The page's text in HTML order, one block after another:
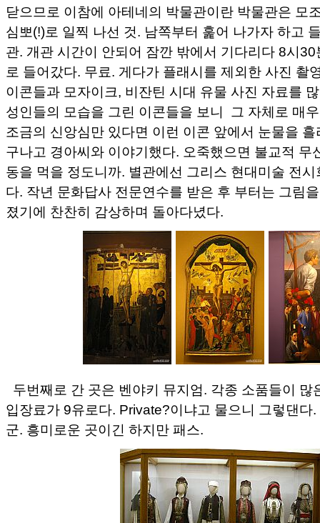
닫으므로 이참에 아테네의 박물관이란 박물관은 모
심뽀(!)로 일찍 나선 것. 남쪽부터 훑어 나가자 하고
관. 개관 시간이 안되어 잠깐 밖에서 기다리다 8시
로 들어갔다. 무료. 게다가 플래시를 제외한 사진 촬
이콘들과 모자이크, 비잔틴 시대 유물 사진 자료를
성인들의 모습을 그린 이콘들을 보니 그 자체로 매
조금의 신앙심만 있다면 이런 이콘 앞에서 눈물을
구나고 경아씨와 이야기했다. 오죽했으면 불교적 무
동을 먹을 정도니까. 별관에선 그리스 현대미술 전
다. 작년 문화답사 전문연수를 받은 후 부터는 그림
졌기에 찬찬히 감상하며 돌아다녔다.
두번째로 간 곳은 벤야키 뮤지엄. 각종 소품들이 많
입장료가 9유로다. Private?이냐고 물으니 그렇댄다
군. 흥미로운 곳이긴 하지만 패스.